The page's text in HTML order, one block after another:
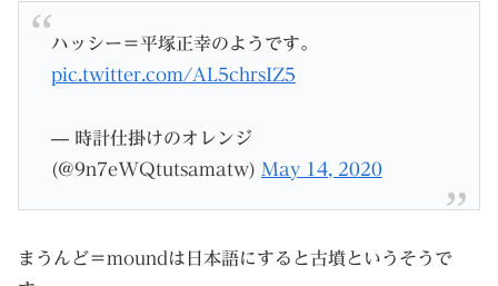
ハッシー＝平塚正幸のようです。
pic.twitter.com/AL5chrsIZ5
— 時計仕掛けのオレンジ
(@9n7eWQtutsamatw) May 14, 2020
まうんど＝moundは日本語にすると古墳というそうで